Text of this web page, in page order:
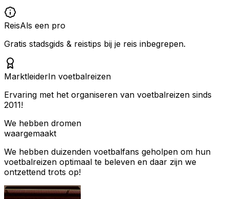
ReisAls een pro
Gratis stadsgids & reistips bij je reis inbegrepen.
MarktleiderIn voetbalreizen
Ervaring met het organiseren van voetbalreizen sinds
2011!
We hebben dromen
waargemaakt
We hebben duizenden voetbalfans geholpen om hun
voetbalreizen optimaal te beleven en daar zijn we
ontzettend trots op!